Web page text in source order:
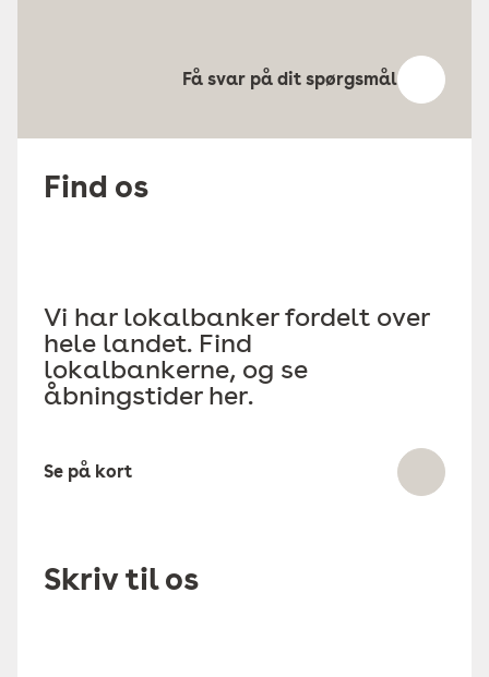
Få svar på dit spørgsmål
Find os
Vi har lokalbanker fordelt over
hele landet. Find
lokalbankerne, og se
åbningstider her.
Se på kort
Skriv til os